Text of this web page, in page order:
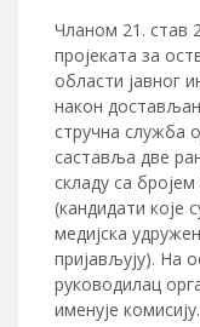
Чланом 21. став
пројеката за
области јавног
након
стручна служба
саставља две
складу са
(кандидати које
медијска
пријављују). На
руководилац
именује комисију.